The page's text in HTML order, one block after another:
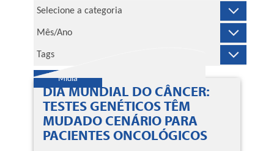
Mídia
DIA MUNDIAL DO CÂNCER:
TESTES GENÉTICOS TÊM
MUDADO CENÁRIO PARA
PACIENTES ONCOLÓGICOS